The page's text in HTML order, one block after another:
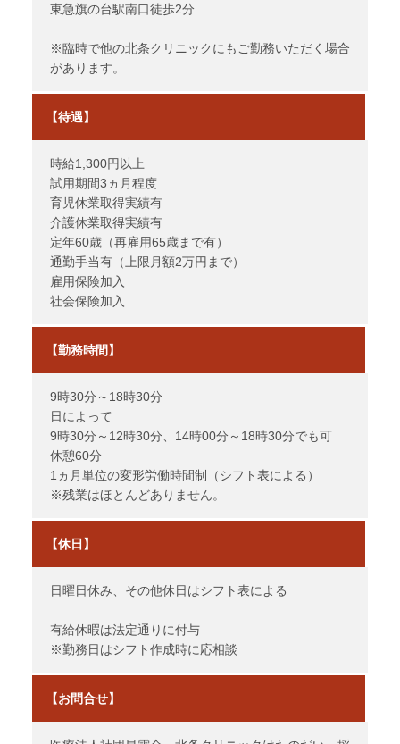
東急旗の台駅南口徒歩2分
※臨時で他の北条クリニックにもご勤務いただく場合
があります。
【待遇】
時給1,300円以上
試用期間3ヵ月程度
育児休業取得実績有
介護休業取得実績有
定年60歳（再雇用65歳まで有）
通勤手当有（上限月額2万円まで）
雇用保険加入
社会保険加入
【勤務時間】
9時30分～18時30分
日によって
9時30分～12時30分、14時00分～18時30分でも可
休憩60分
1ヵ月単位の変形労働時間制（シフト表による）
※残業はほとんどありません。
【休日】
日曜日休み、その他休日はシフト表による
有給休暇は法定通りに付与
※勤務日はシフト作成時に応相談
【お問合せ】